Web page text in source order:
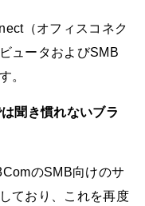
（オフィスコネク
ュータおよびSMB
。
聞き慣れないブラ
のSMB向けのサ
ており、これを再度